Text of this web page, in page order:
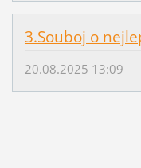
3.Souboj o
20.08.2025 13:09